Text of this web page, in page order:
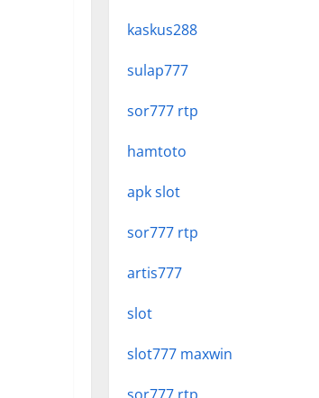
kaskus288
sulap777
sor777 rtp
hamtoto
apk slot
sor777 rtp
artis777
slot
slot777 maxwin